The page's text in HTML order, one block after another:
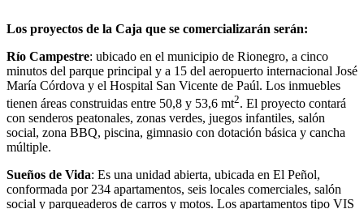
Los proyectos de la Caja que se comercializarán serán:
Río Campestre: ubicado en el municipio de Rionegro, a cinco
minutos del parque principal y a 15 del aeropuerto internacional José
María Córdova y el Hospital San Vicente de Paúl. Los inmuebles
tienen áreas construidas entre 50,8 y 53,6 mt2. El proyecto contará
con senderos peatonales, zonas verdes, juegos infantiles, salón
social, zona BBQ, piscina, gimnasio con dotación básica y cancha
múltiple.
Sueños de Vida: Es una unidad abierta, ubicada en El Peñol,
conformada por 234 apartamentos, seis locales comerciales, salón
social y parqueaderos de carros y motos. Los apartamentos tipo VIS